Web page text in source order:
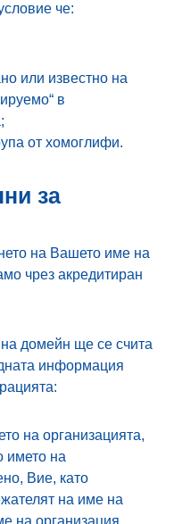
че:
или известно на
в
от хомоглифи.
за
на Вашето име на
чрез акредитиран
домейн ще се счита
информация
на организацията,
името на
Вие, като
на име на
на организация,